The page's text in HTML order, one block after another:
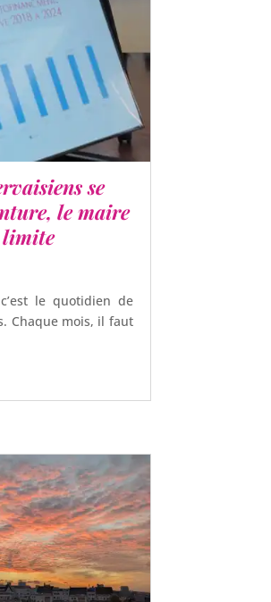
se
le maire
limite
le quotidien de
Chaque mois, il faut